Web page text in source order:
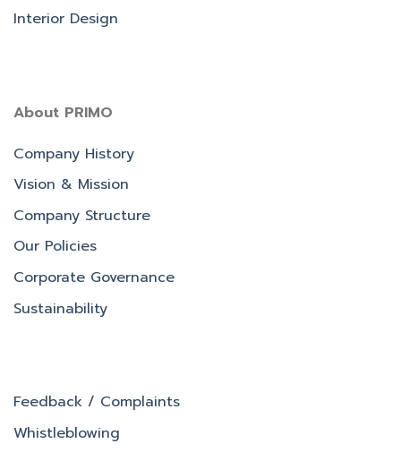
Interior Design
About PRIMO
Company History
Vision & Mission
Company Structure
Our Policies
Corporate Governance
Sustainability
Feedback / Complaints
Whistleblowing